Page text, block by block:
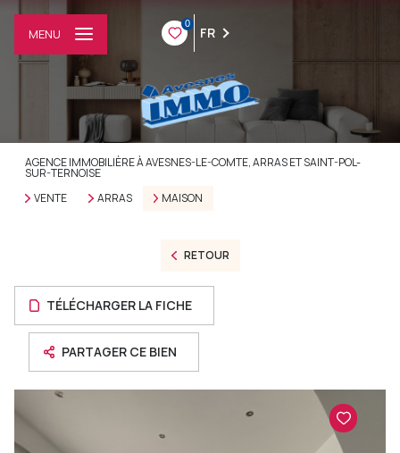
0
FR
MENU
AGENCE IMMOBILIÈRE À AVESNES-LE-COMTE, ARRAS ET SAINT-POL-
SUR-TERNOISE
VENTE
ARRAS MAISON
RETOUR
TÉLÉCHARGER LA FICHE
PARTAGER CE BIEN